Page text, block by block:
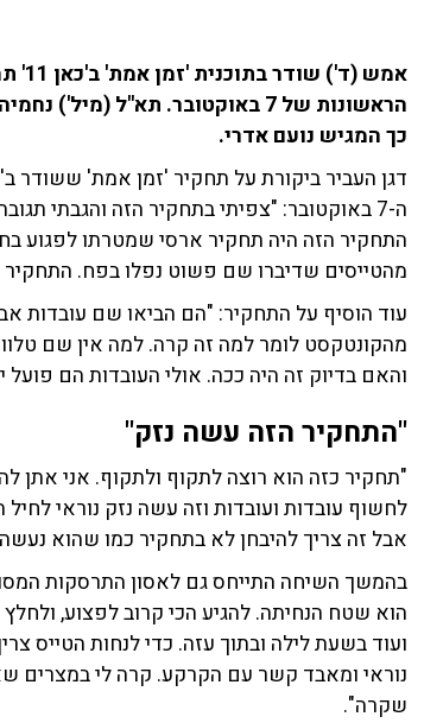
אמש
הראשונות של 7 באוקטובר. תא"ל
כך המגיש נועם אדרי.
ה-7 באוקטובר: "צפיתי בתחקיר הזה והגבתי
התחקיר הזה היה תחקיר ארסי שמטרתו לפגוע
מהטייסים שדיברו שם פשוט נפלו בפח.
עוד הוסיף על התחקיר: "הם הביאו שם עובדות
מהקונטקסט לומר למה זה קרה. למה אין שם
והאם בדיוק זה היה ככה. אולי העובדות הם
"התחקיר הזה עשה נזק"
"תחקיר כזה הוא רוצה לתקוף ולתקוף. אני
לחשוף עובדות ועובדות וזה עשה נזק נוראי
אבל זה צריך להיבחן לא בתחקיר כמו שהוא
בהמשך השיחה התייחס גם לאסון התרסקות
הוא שטח הנחיתה. להגיע הכי קרוב לפצוע,
ועוד בשעת לילה ובתוך עזה. כדי לנחות
נוראי ומאבד קשר עם הקרקע. קרה לי במצרים
שקרה".